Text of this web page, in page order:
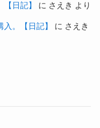
日記】 に さえき より
。【日記】 に さえき